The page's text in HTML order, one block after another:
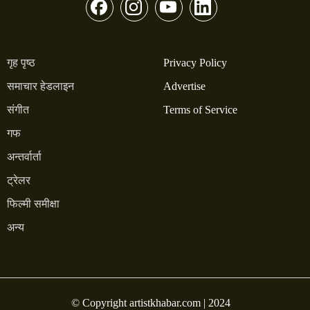
गृह पृष्ठ
समाचार हेडलाइन
संगीत
गफ
अन्तर्वार्ता
ट्रेलर
फिल्मी समीक्षा
अन्य
Privacy Policy
Advertise
Terms of Service
© Copyright artistkhabar.com | 2024